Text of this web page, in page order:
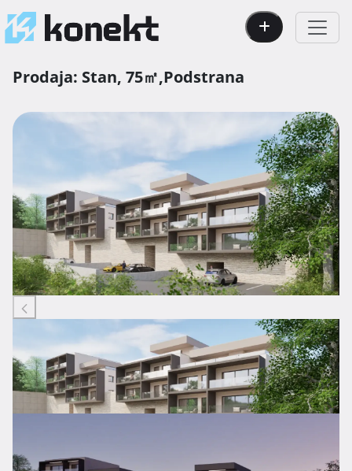
Prodaja: Stan, 75㎡,Podstrana